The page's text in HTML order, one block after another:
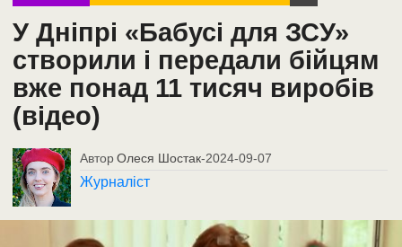
У Дніпрі «Бабусі для ЗСУ»
створили і передали бійцям
вже понад 11 тисяч виробів
(відео)
Автор Олеся Шостак-2024-09-07
Журналіст